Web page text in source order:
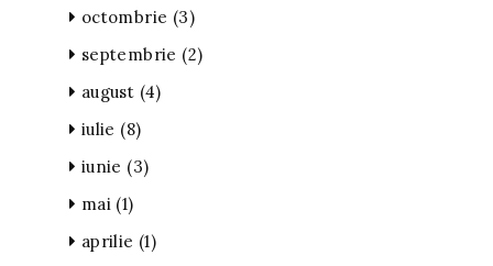
octombrie (3)
septembrie (2)
august (4)
iulie (8)
iunie (3)
mai (1)
aprilie (1)